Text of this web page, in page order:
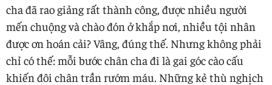
cha đã rao giảng rất thành công, được nhiều người
mến chuộng và chào đón ở khắp nơi, nhiều tội nhân
được ơn hoán cải? Vâng, đúng thế. Nhưng không phải
chỉ có thế: mỗi bước chân cha đi là gai góc cào cấu
khiến đôi chân trần rướm máu. Những kẻ thù nghịch